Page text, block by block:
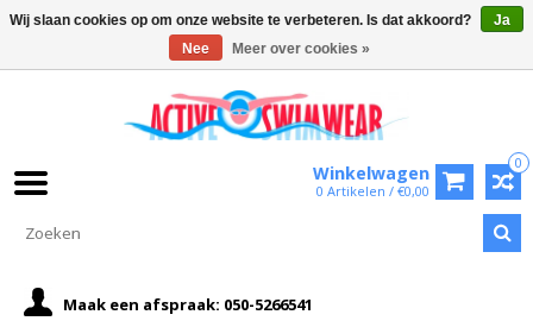
0
Winkelwagen
0 Artikelen / €0,00
Maak een afspraak: 050-5266541
Wij slaan cookies op om onze website te verbeteren. Is dat akkoord?
Ja
Nee
Meer over cookies »